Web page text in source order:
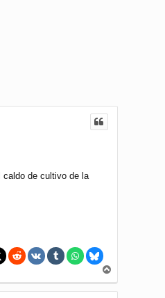
caldo de cultivo de la
r
r